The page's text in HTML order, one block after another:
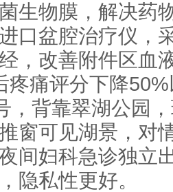
生物膜，解决药
口盆腔治疗仪，
，改善附件区血
疼痛评分下降
，背靠翠湖公园
窗可见湖景，对
间妇科急诊独立
隐私性更好。